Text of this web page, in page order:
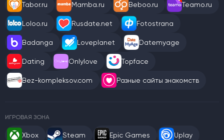
Tabor.ru Mamba.ru Beboo.ru Teamo.ru
Loloo.ru Rusdate.net Fotostrana
Badanga Loveplanet Datemyage
Dating Onlylove Topface
Bez-kompleksov.com Разные сайты знакомств
ИГРОВАЯ ЗОНА
Xbox Steam Epic Games Uplay